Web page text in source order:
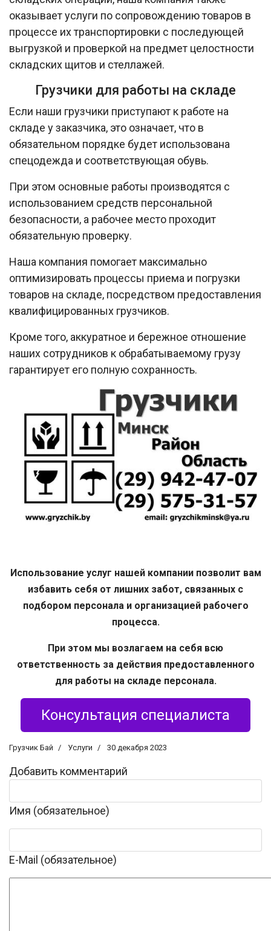
оказывает услуги по сопровождению товаров в
процессе их транспортировки с последующей
выгрузкой и проверкой на предмет целостности
складских щитов и стеллажей.
Грузчики для работы на складе
Если наши грузчики приступают к работе на
складе у заказчика, это означает, что в
обязательном порядке будет использована
спецодежда и соответствующая обувь.
При этом основные работы производятся с
использованием средств персональной
безопасности, а рабочее место проходит
обязательную проверку.
Наша компания помогает максимально
оптимизировать процессы приема и погрузки
товаров на складе, посредством предоставления
квалифицированных грузчиков.
Кроме того, аккуратное и бережное отношение
наших сотрудников к обрабатываемому грузу
гарантирует его полную сохранность.
Использование услуг нашей компании позволит вам
избавить себя от лишних забот, связанных с
подбором персонала и организацией рабочего
процесса.
При этом мы возлагаем на себя всю
ответственность за действия предоставленного
для работы на складе персонала.
Консультация специалиста
Грузчик Бай Услуги 30 декабря 2023
Добавить комментарий
Имя (обязательное)
E-Mail (обязательное)